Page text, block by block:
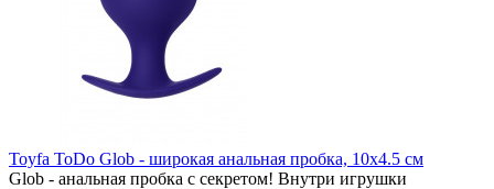
Toyfa ToDo Glob - широкая анальная пробка, 10х4.5 см
Glob - анальная пробка с секретом! Внутри игрушки